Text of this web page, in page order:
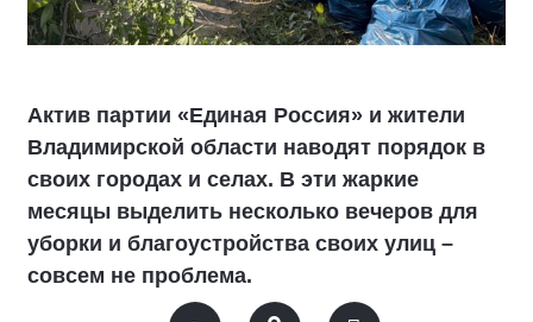
Актив партии «Единая Россия» и жители
Владимирской области наводят порядок в
своих городах и селах. В эти жаркие
месяцы выделить несколько вечеров для
уборки и благоустройства своих улиц –
совсем не проблема.